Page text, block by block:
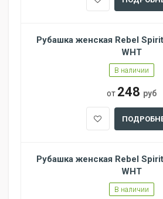
Рубашка женская Rebel
WHT
В наличии
от 248 руб
Рубашка женская Rebel
WHT
В наличии